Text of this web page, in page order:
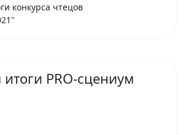
конкурса чтецов
PRO-сцениум